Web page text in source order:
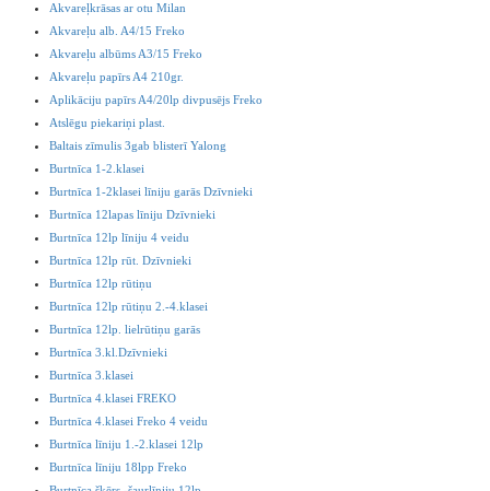
Akvareļkrāsas ar otu Milan
Akvareļu alb. A4/15 Freko
Akvareļu albūms A3/15 Freko
Akvareļu papīrs A4 210gr.
Aplikāciju papīrs A4/20lp divpusējs Freko
Atslēgu piekariņi plast.
Baltais zīmulis 3gab blisterī Yalong
Burtnīca 1-2.klasei
Burtnīca 1-2klasei līniju garās Dzīvnieki
Burtnīca 12lapas līniju Dzīvnieki
Burtnīca 12lp līniju 4 veidu
Burtnīca 12lp rūt. Dzīvnieki
Burtnīca 12lp rūtiņu
Burtnīca 12lp rūtiņu 2.-4.klasei
Burtnīca 12lp. lielrūtiņu garās
Burtnīca 3.kl.Dzīvnieki
Burtnīca 3.klasei
Burtnīca 4.klasei FREKO
Burtnīca 4.klasei Freko 4 veidu
Burtnīca līniju 1.-2.klasei 12lp
Burtnīca līniju 18lpp Freko